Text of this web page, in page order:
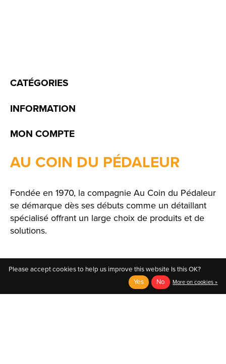
CATÉGORIES
INFORMATION
MON COMPTE
AU COIN DU PÉDALEUR
Fondée en 1970, la compagnie Au Coin du Pédaleur
se démarque dès ses débuts comme un détaillant
spécialisé offrant un large choix de produits et de
solutions.
Please accept cookies to help us improve this website Is this OK?
Yes
No More on cookies »